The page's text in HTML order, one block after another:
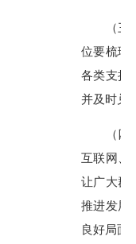
（三）
位要梳理
各类支持
并及时兑
（四）
互联网、
让广大群
推进发展
良好局面